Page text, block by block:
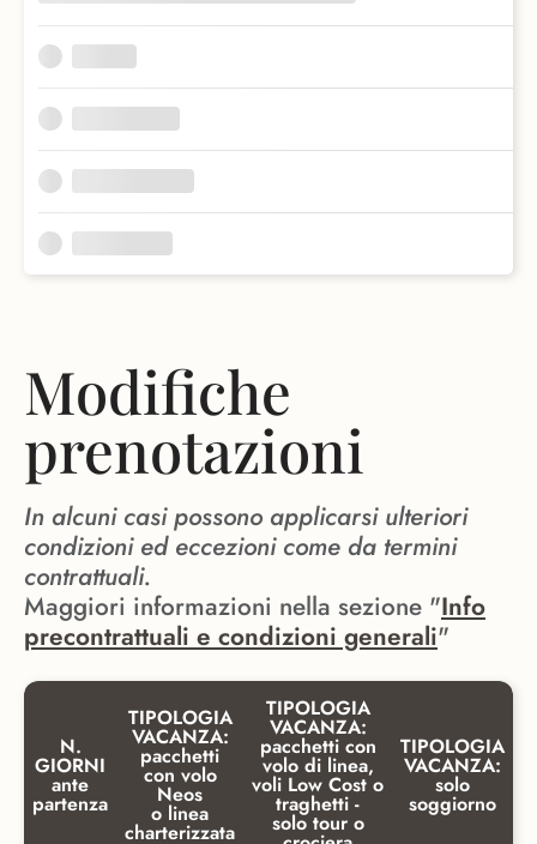
Modifiche
prenotazioni
In alcuni casi possono applicarsi ulteriori
condizioni ed eccezioni come da termini
contrattuali.
Maggiori informazioni nella sezione "Info
precontrattuali e condizioni generali"
N.
GIORNI
ante
partenza
TIPOLOGIA
VACANZA:
pacchetti
con volo
Neos
o linea
charterizzata
TIPOLOGIA
VACANZA:
pacchetti con
volo di linea,
voli Low Cost o
traghetti -
solo tour o
TIPOLOGIA
VACANZA:
solo
soggiorno